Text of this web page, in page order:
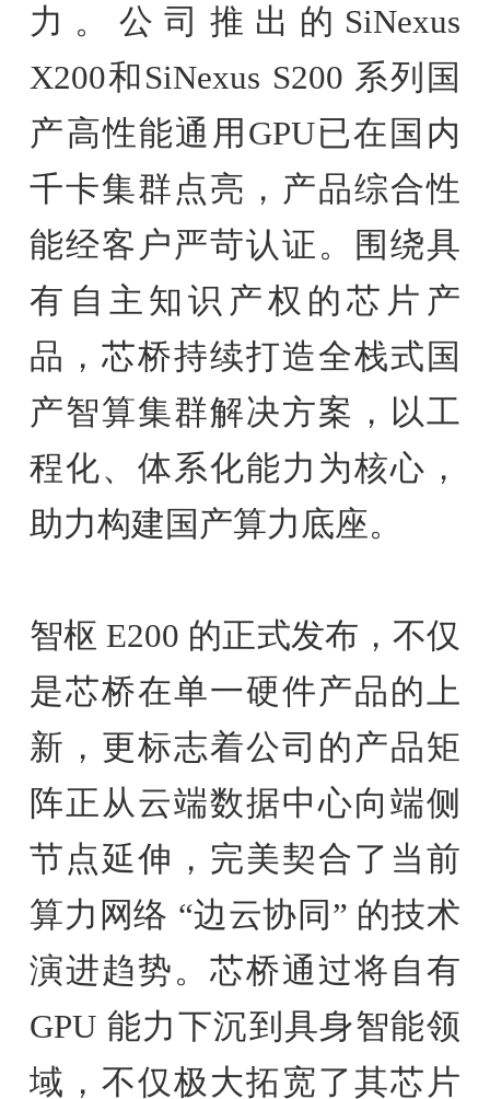
力。公司推出的SiNexus
X200和SiNexus S200 系列国
产高性能通用GPU已在国内
千卡集群点亮，产品综合性
能经客户严苛认证。围绕具
有自主知识产权的芯片产
品，芯桥持续打造全栈式国
产智算集群解决方案，以工
程化、体系化能力为核心，
助力构建国产算力底座。
智枢 E200 的正式发布，不仅
是芯桥在单一硬件产品的上
新，更标志着公司的产品矩
阵正从云端数据中心向端侧
节点延伸，完美契合了当前
算力网络 “边云协同” 的技术
演进趋势。芯桥通过将自有
GPU 能力下沉到具身智能领
域，不仅极大拓宽了其芯片